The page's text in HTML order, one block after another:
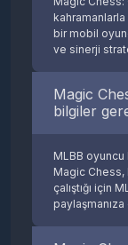
Legends
MCGG içinde
bağlıdır; sipariş
Neden
Chess
Epindigital,
teslimat, 7/24
rekabetçi
karşılayabilirsiniz.
bir mobil
ve sinerji
Magic
bilgiler
MLBB
Magic Chess,
çalıştığı için